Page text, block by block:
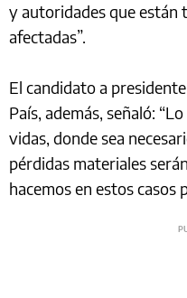
y autoridades que están
afectadas”.
El candidato a
País, además, señaló:
vidas, donde sea
pérdidas materiales
hacemos en estos casos